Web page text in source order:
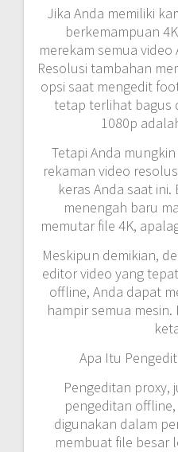
Jika Anda memiliki
berkemampuan
merekam semua
Resolusi tambahan
opsi saat mengedit
tetap terlihat bagus
1080p
Tetapi Anda
rekaman video
keras Anda saat
menengah baru
memutar file 4K,
Meskipun demikian,
editor video yang
offline, Anda dapat
hampir semua
Apa Itu
Pengeditan proxy,
pengeditan
digunakan dalam
membuat file besar